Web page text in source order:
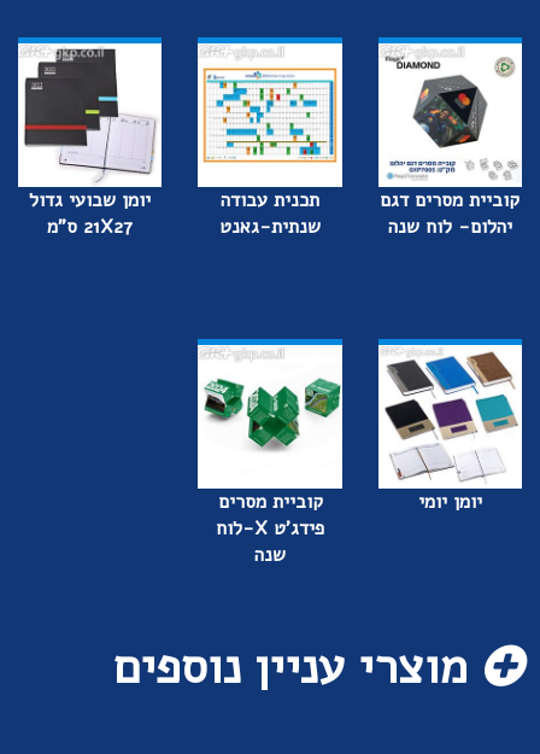
קוביית מסרים דגם
יהלום- לוח שנה
תכנית עבודה
שנתית-גאנט
יומן שבועי גדול
21X27 ס"מ
יומן יומי
קוביית מסרים
פידג'ט X-לוח
שנה
מוצרי עניין נוספים